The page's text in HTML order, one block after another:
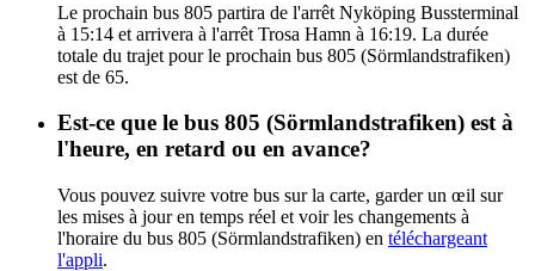
Le prochain bus 805 partira de l'arrêt Nyköping Bussterminal
à 15:14 et arrivera à l'arrêt Trosa Hamn à 16:19. La durée
totale du trajet pour le prochain bus 805 (Sörmlandstrafiken)
est de 65.
Est-ce que le bus 805 (Sörmlandstrafiken) est à
l'heure, en retard ou en avance?
Vous pouvez suivre votre bus sur la carte, garder un œil sur
les mises à jour en temps réel et voir les changements à
l'horaire du bus 805 (Sörmlandstrafiken) en téléchargeant
l'appli.